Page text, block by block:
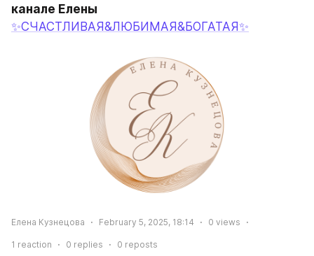
✨СЧАСТЛИВАЯ&ЛЮБИМАЯ&БОГАТАЯ✨
Елена Кузнецова February 5, 2025, 18:14 0 views
1 reaction 0 replies 0 reposts